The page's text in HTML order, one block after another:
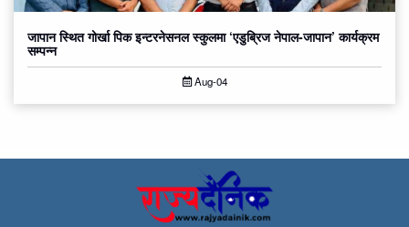
जापान स्थित गोर्खा पिक इन्टरनेसनल स्कुलमा ‘एडुब्रिज नेपाल-जापान’ कार्यक्रम
सम्पन्न
Aug-04